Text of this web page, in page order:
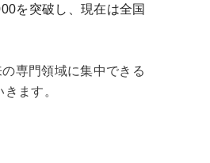
を突破し、現在は全国
専門領域に集中できる
ます。